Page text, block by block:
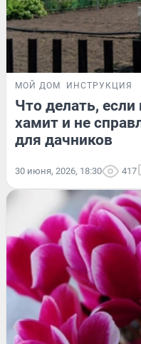
МОЙ ДОМ ИНСТРУКЦИЯ
Что делать,
хамит и не
для дачников
30 июня, 2026, 18:30 417